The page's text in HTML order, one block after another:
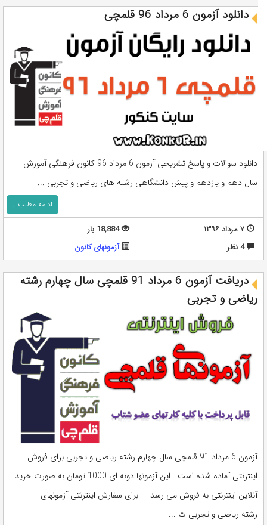
دانلود آزمون 6 مرداد 96 قلمچی
دانلود سوالات و پاسخ تشریحی آزمون 6 مرداد 96 کانون فرهنگی آموزش
سال دهم و یازدهم و پیش دانشگاهی رشته های ریاضی و تجربی ...
ادامه مطلب...
۷ مرداد ۱۳۹۶
18,884 بار
4 نظر
آزمونهای کانون
دریافت آزمون 6 مرداد 91 قلمچی سال چهارم رشته
ریاضی و تجربی
آزمون 6 مرداد 91 قلمچی سال چهارم رشته ریاضی و تجربی برای فروش
اینترنتی آماده شده است این آزمونها دونه ای 1000 تومان به صورت خرید
آنلاین اینترنتی به فروش می رسد برای سفارش اینترنتی آزمونهای
رشته ریاضی و تجربی ت ...